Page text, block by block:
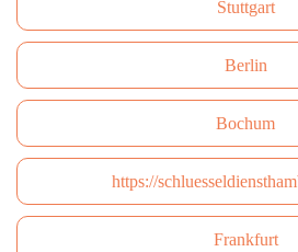
Stuttgart
Berlin
Bochum
https://
Frankfurt